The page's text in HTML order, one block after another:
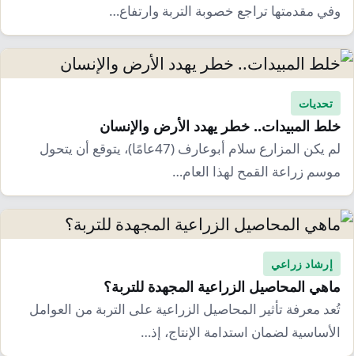
وفي مقدمتها تراجع خصوبة التربة وارتفاع…
تحديات
خلط المبيدات.. خطر يهدد الأرض والإنسان
لم يكن المزارع سلام أبوعارف (47عامًا)، يتوقع أن يتحول
موسم زراعة القمح لهذا العام…
إرشاد زراعي
ماهي المحاصيل الزراعية المجهدة للتربة؟
تُعد معرفة تأثير المحاصيل الزراعية على التربة من العوامل
الأساسية لضمان استدامة الإنتاج، إذ…